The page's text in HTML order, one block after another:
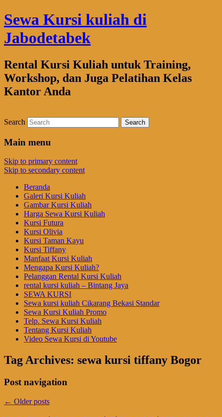
Sewa Kursi kuliah di
Jabodetabek
Rental Kursi Kuliah untuk Training,
Workshop, dan Juga Pelatihan Kelas
Kantor Anda
Search
Main menu
Skip to primary content
Skip to secondary content
Beranda
Galeri Kursi Kuliah
Gambar Kursi Kuliah
Harga Sewa Kursi Kuliah
Kursi Futura
Kursi Olivia
Kursi Taman Kayu
Kursi Tiffany
Manfaat Kursi Kuliah
Mengapa Kursi Kuliah?
Pelanggan Rental Kursi Kuliah
rental kursi kuliah – Bintang Jaya
SEWA KURSI
Sewa kursi kuliah Cikarang Bekasi Standar
Sewa Kursi Kuliah Promo
Telp. Sewa Kursi Kuliah
Tentang Kursi Kuliah
Video Sewa Kursi di Youtube
Tag Archives: sewa kursi tiffany Bogor
Post navigation
← Older posts